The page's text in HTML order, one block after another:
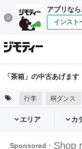
アプリな
インスト
「茶箱」の中古あげま
行李 桐ダンス
エリア カ